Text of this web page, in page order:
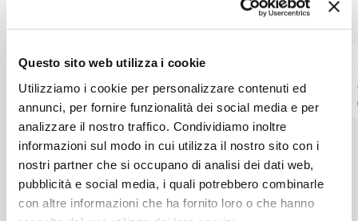
Questo sito web utilizza i cookie
Utilizziamo i cookie per personalizzare contenuti ed
annunci, per fornire funzionalità dei social media e per
analizzare il nostro traffico. Condividiamo inoltre
informazioni sul modo in cui utilizza il nostro sito con i
nostri partner che si occupano di analisi dei dati web,
pubblicità e social media, i quali potrebbero combinarle
con altre informazioni che ha fornito loro o che hanno
VEDI TUTTI
CLARA MAE
Tennessee
Digitale
CLARA MAE, JOSH
BREAKS
Once In A While
Digitale
TOUR
NEWS
RICERCA
CHI SIAMO
CONTATTI